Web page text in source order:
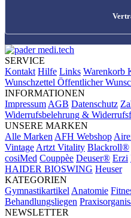
SERVICE
Kontakt Hilfe Links Warenkorb
Wunschzettel Öffentlicher
INFORMATIONEN
Impressum AGB Datenschutz
Widerrufsbelehrung &
UNSERE MARKEN
Alle Marken AFH Webshop
Vintage Artzt Vitality Blackroll®
cosiMed Couppèe Deuser® Erzi
HAIDER BIOSWING Heuser
KATEGORIEN
Gymnastikartikel Anatomie
Behandlungsliegen
NEWSLETTER